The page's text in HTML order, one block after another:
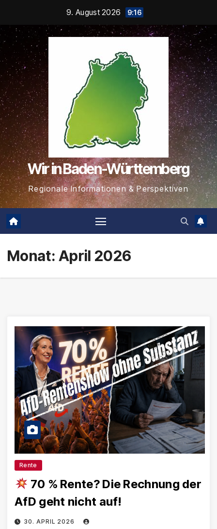
springen
9. August 2026 9:16
Wir in Baden-Württemberg
Regionale Informationen & Perspektiven
Monat:April 2026
Rente
70 % Rente? Die Rechnung der
AfD geht nicht auf!
30. APRIL 2026